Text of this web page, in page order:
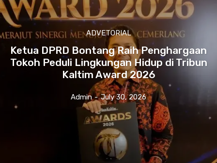
ADVETORIAL
Ketua DPRD Bontang Raih Penghargaan
Tokoh Peduli Lingkungan Hidup di Tribun
Kaltim Award 2026
Admin - July 30, 2026